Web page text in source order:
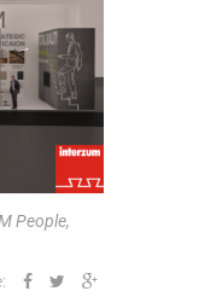
People,